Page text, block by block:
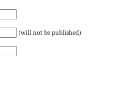
(will not be published)